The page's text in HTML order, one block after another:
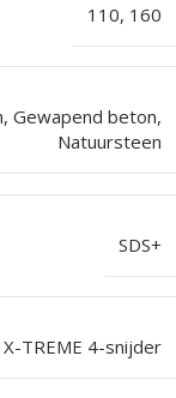
110, 160
Gewapend beton,
Natuursteen
SDS+
TREME 4-snijder